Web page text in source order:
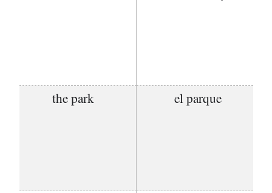
the park el parque